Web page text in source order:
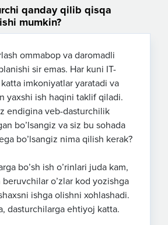
qanday qilib qisqa
mumkin?
ommabop va daromadli
sir emas. Har kuni IT-
imkoniyatlar yaratadi va
yaxshi ish haqini taklif qiladi.
endigina veb-dasturchilik
bo’lsangiz va siz bu sohada
bo’lsangiz nima qilish kerak?
bo’sh ish o’rinlari juda kam,
o’zlar kod yozishga
ishga olishni xohlashadi.
dasturchilarga ehtiyoj katta.